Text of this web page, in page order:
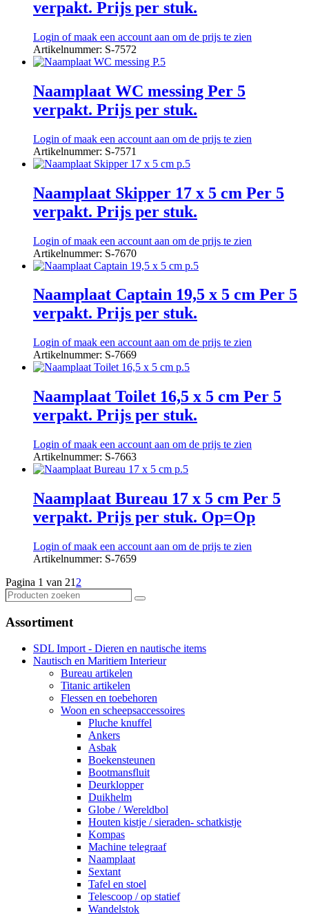
verpakt. Prijs per stuk.
Login of maak een account aan om de prijs te zien
Artikelnummer: S-7572
Naamplaat WC messing Per 5
verpakt. Prijs per stuk.
Login of maak een account aan om de prijs te zien
Artikelnummer: S-7571
Naamplaat Skipper 17 x 5 cm Per 5
verpakt. Prijs per stuk.
Login of maak een account aan om de prijs te zien
Artikelnummer: S-7670
Naamplaat Captain 19,5 x 5 cm Per 5
verpakt. Prijs per stuk.
Login of maak een account aan om de prijs te zien
Artikelnummer: S-7669
Naamplaat Toilet 16,5 x 5 cm Per 5
verpakt. Prijs per stuk.
Login of maak een account aan om de prijs te zien
Artikelnummer: S-7663
Naamplaat Bureau 17 x 5 cm Per 5
verpakt. Prijs per stuk. Op=Op
Login of maak een account aan om de prijs te zien
Artikelnummer: S-7659
Pagina 1 van 21 2
Producten
Zoeken
Assortiment
SDL Import - Dieren en nautische items
Nautisch en Maritiem Interieur
Bureau artikelen
Titanic artikelen
Flessen en toebehoren
Woon en scheepsaccessoires
Pluche knuffel
Ankers
Asbak
Boekensteunen
Bootmansfluit
Deurklopper
Duikhelm
Globe / Wereldbol
Houten kistje / sieraden- schatkistje
Kompas
Machine telegraaf
Naamplaat
Sextant
Tafel en stoel
Telescoop / op statief
Wandelstok